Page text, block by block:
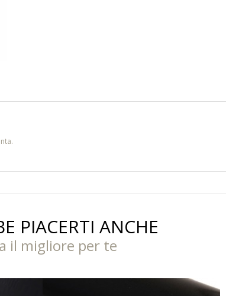
PIACERTI ANCHE
il migliore per te